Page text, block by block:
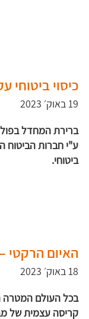
כיסוי
19 באוק׳ 2023
ברירת המחדל
ע"י חברות הביטוח
ביטוחי.
האיום הרקטי
18 באוק׳ 2023
בכל העולם המטרה
קריסה עצמית של